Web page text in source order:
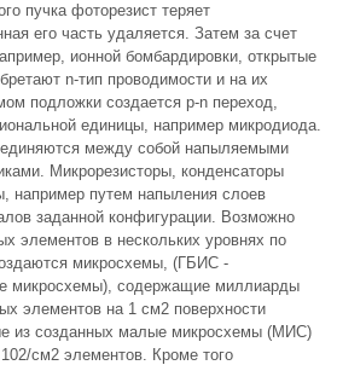
пучка фоторезист теряет
его часть удаляется. Затем за счет
ионной бомбардировки, открытые
n-тип проводимости и на их
подложки создается р-n переход,
единицы, например микродиода.
между собой напыляемыми
Микрорезисторы, конденсаторы
например путем напыления слоев
заданной конфигурации. Возможно
элементов в нескольких уровнях по
микросхемы, (ГБИС -
микросхемы), содержащие миллиарды
элементов на 1 см2 поверхности
из созданных малые микросхемы (МИС)
см2 элементов. Кроме того